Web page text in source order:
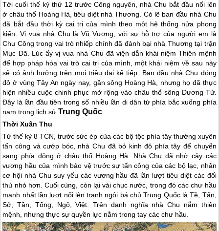
Tới cuối thế kỷ thứ 12 trước Công nguyên, nhà Chu bắt đầu nổi lên
ở châu thổ Hoàng Hà, tiêu diệt nhà Thương. Có lẽ ban đầu nhà Chu
đã bắt đầu thời kỳ cai trị của mình theo một hệ thống nửa phong
kiến. Vị vua nhà Chu là Vũ Vương, với sự hỗ trợ của người em là
Chu Công trong vai trò nhiếp chính đã đánh bại nhà Thương tại trận
Mục Dã. Lúc ấy vị vua nhà Chu đã viện dẫn khái niệm Thiên mệnh
để hợp pháp hóa vai trò cai trị của mình, một khái niệm về sau này
sẽ có ảnh hưởng trên mọi triều đại kế tiếp. Ban đầu nhà Chu đóng
đô ở vùng Tây An ngày nay, gần sông Hoàng Hà, nhưng họ đã thực
hiện nhiều cuộc chinh phục mở rộng vào châu thổ sông Dương Tử.
Đây là lần đầu tiên trong số nhiều lần di dân từ phía bắc xuống phía
nam trong lịch sửTrung Quốc.
Thời Xuân Thu
Từ thế kỷ 8 TCN, trước sức ép của các bộ tộc phía tây thường xuyên
tấn công và cướp bóc, nhà Chu đã bỏ kinh đô phía tây để chuyển
sang phía đông ở châu thổ Hoàng Hà. Nhà Chu đã nhờ cậy các
vương hầu của mình bảo vệ trước sự tấn công của các bộ lạc, nhân
cơ hội nhà Chu suy yếu các vương hầu đã lần lượt tiêu diệt các đối
thủ nhỏ hơn. Cuối cùng, còn lại vài chục nước, trong đó các chư hầu
mạnh nhất lần lượt nổi lên tranh ngôi bá chủTrung Quốclà Tề, Tấn,
Sở, Tần, Tống, Ngô, Việt. Trên danh nghĩa nhà Chu nắm thiên
mệnh, nhưng thực sự quyền lực nằm trong tay các chư hầu.